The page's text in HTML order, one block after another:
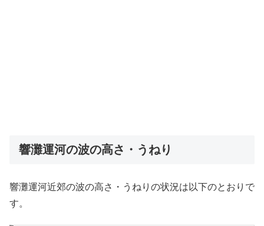
響灘運河の波の高さ・うねり
響灘運河近郊の波の高さ・うねりの状況は以下のとおりで
す。